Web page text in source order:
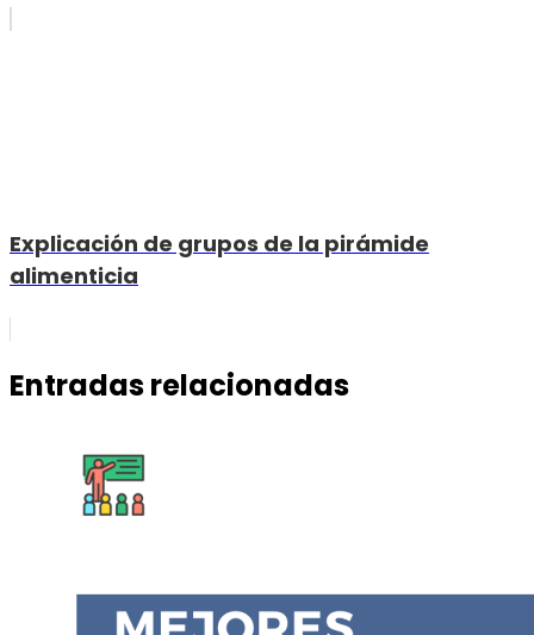
Explicación de grupos de la pirámide
alimenticia
Entradas relacionadas